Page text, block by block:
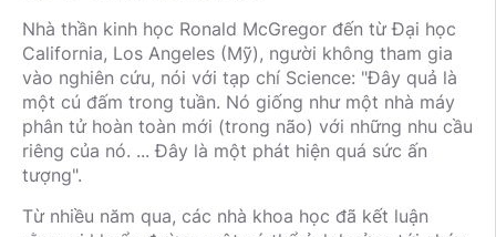
Nhà thần kinh học Ronald McGregor đến từ Đại học
California, Los Angeles (Mỹ), người không tham gia
vào nghiên cứu, nói với tạp chí Science: "Đây quả là
một cú đấm trong tuần. Nó giống như một nhà máy
phân tử hoàn toàn mới (trong não) với những nhu cầu
riêng của nó. ... Đây là một phát hiện quá sức ấn
tượng".
Từ nhiều năm qua, các nhà khoa học đã kết luận